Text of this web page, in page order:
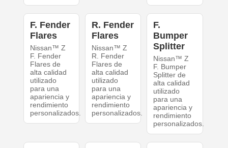
F. Fender
Flares
Nissan™ Z
F. Fender
Flares de
alta calidad
utilizado
para una
apariencia y
rendimiento
personalizados.
R. Fender
Flares
Nissan™ Z
R. Fender
Flares de
alta calidad
utilizado
para una
apariencia y
rendimiento
personalizados.
F.
Bumper
Splitter
Nissan™ Z
F. Bumper
Splitter de
alta calidad
utilizado
para una
apariencia y
rendimiento
personalizados.